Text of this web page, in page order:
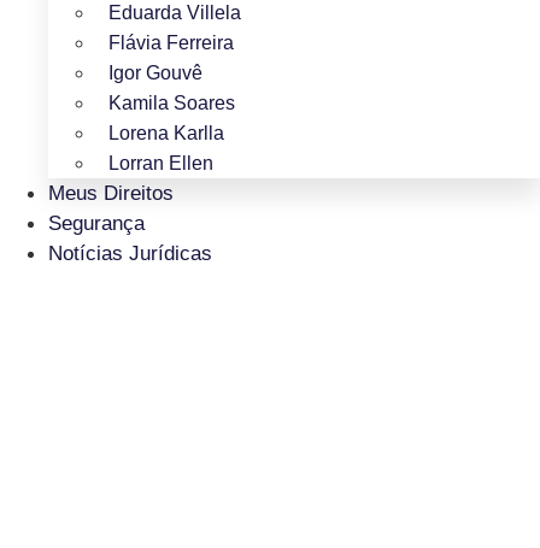
Eduarda Villela
Flávia Ferreira
Igor Gouvê
Kamila Soares
Lorena Karlla
Lorran Ellen
Meus Direitos
Segurança
Notícias Jurídicas